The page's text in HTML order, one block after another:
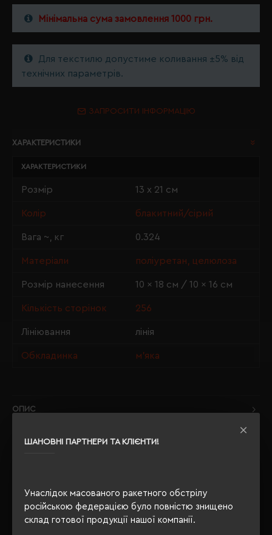
ШАНОВНІ ПАРТНЕРИ ТА КЛІЄНТИ!
Унаслідок масованого ракетного обстрілу
російською федерацією було повністю знищено
склад готової продукції нашої компанії.
Мінімальна сума замовлення 1000 грн.
Для текстилю допустиме коливання ±5% від
технічних параметрів.
ЗАПРОСИТИ ІНФОРМАЦІЮ
ХАРАКТЕРИСТИКИ
ХАРАКТЕРИСТИКИ
Розмір 13 х 21 см
Колір блакитний/сірий
Вага ~, кг 0.324
Матеріали поліуретан, целюлоза
Розмір нанесення 10 × 18 см / 10 × 16 см
Кількість сторінок 256
Лініювання лінія
Обкладинка м'яка
ОПИС
РЕКОМЕНДУЄМО